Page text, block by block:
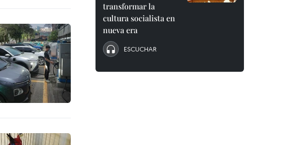
transformar la
cultura socialista en
nueva era
ESCUCHAR